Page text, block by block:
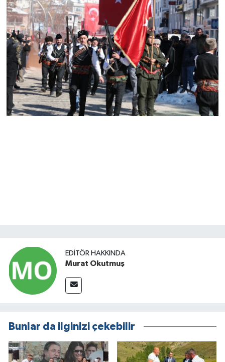
EDITÖR HAKKINDA
Murat Okutmuş
Bunlar da ilginizi çekebilir